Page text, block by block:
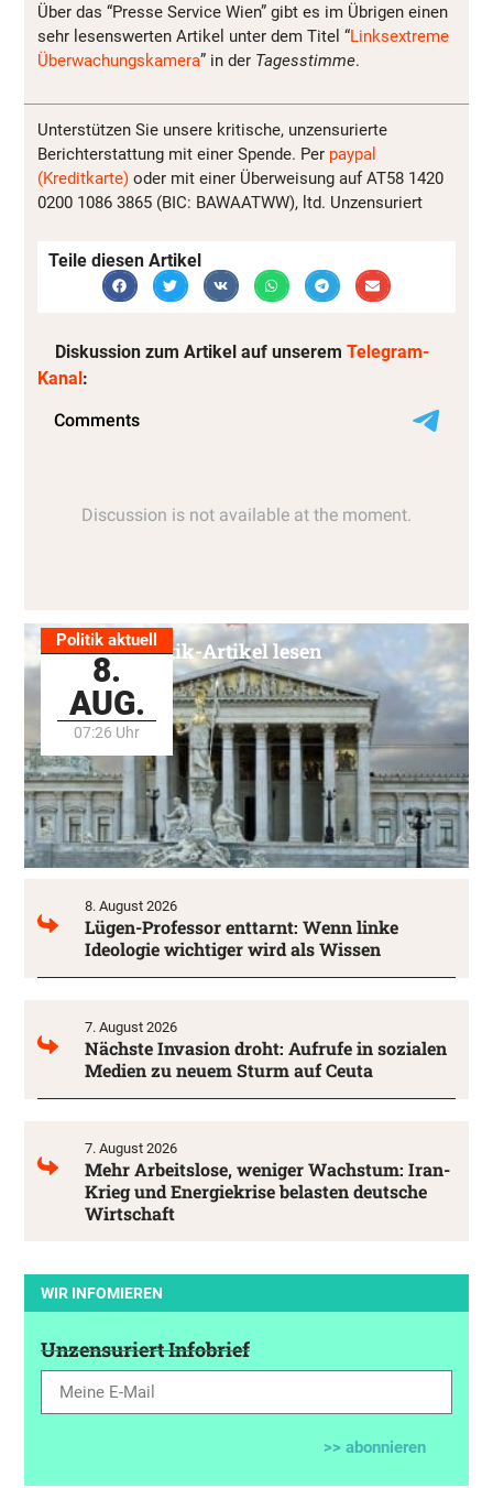
Über das “Presse Service Wien” gibt es im Übrigen einen
sehr lesenswerten Artikel unter dem Titel “Linksextreme
Überwachungskamera” in der Tagesstimme.
Unterstützen Sie unsere kritische, unzensurierte
Berichterstattung mit einer Spende. Per paypal
(Kreditkarte) oder mit einer Überweisung auf AT58 1420
0200 1086 3865 (BIC: BAWAATWW), ltd. Unzensuriert
Teile diesen Artikel
Diskussion zum Artikel auf unserem Telegram-
Kanal :
Politik aktuell
8.
AUG.
07:26 Uhr
Alle Politik-Artikel lesen
8. August 2026
Lügen-Professor enttarnt: Wenn linke
Ideologie wichtiger wird als Wissen
7. August 2026
Nächste Invasion droht: Aufrufe in sozialen
Medien zu neuem Sturm auf Ceuta
7. August 2026
Mehr Arbeitslose, weniger Wachstum: Iran-
Krieg und Energiekrise belasten deutsche
Wirtschaft
WIR INFOMIEREN
Unzensuriert Infobrief
>> abonnieren